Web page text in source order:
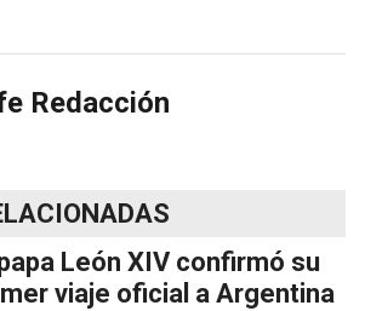
Redacción
León XIV confirmó su
viaje oficial a Argentina